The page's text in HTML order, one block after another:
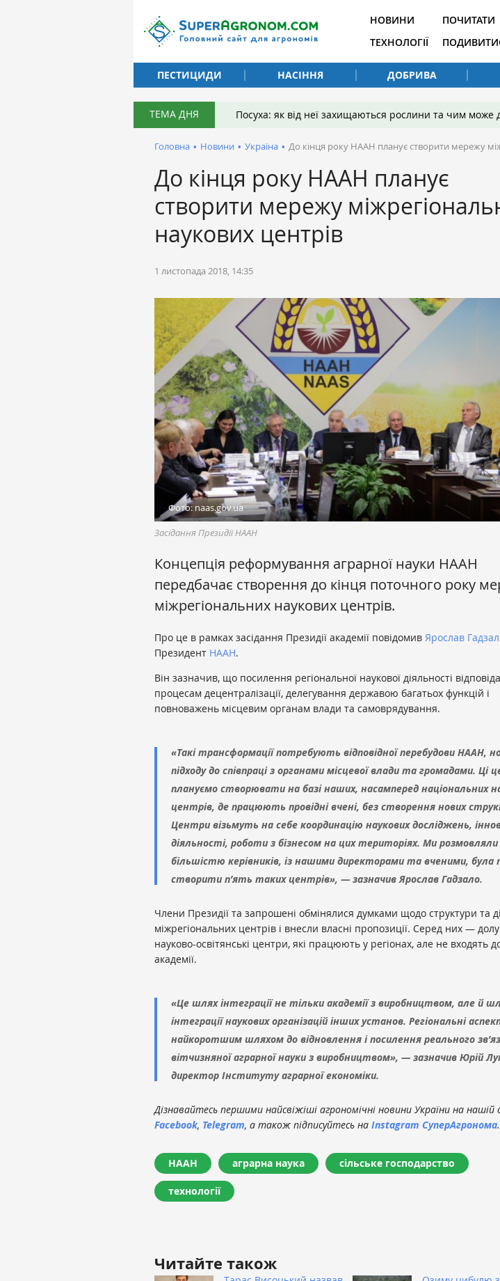
НОВИНИ
ТЕХНОЛОГІЇ
ПОЧИТАТИ
ПЕСТИЦИДИ
НАСІННЯ ДОБРИВА
ТЕМА ДНЯ Посуха: як від неї захищаються рослини та чим може
Головна • Новини • Україна • До кінця року НААН планує створити мережу
До кінця року НААН планує
створити мережу
наукових центрів
1 листопада 2018, 14:35
Фото: naas.gov.ua
Засідання Президії НААН
Концепція реформування аграрної науки НААН
передбачає створення до кінця поточного року
міжрегіональних наукових центрів.
Про це в рамках засідання Президії академії повідомив Ярослав
Президент НААН.
Він зазначив, що посилення регіональної наукової діяльності
процесам децентралізації, делегування державою багатьох функцій і
повноважень місцевим органам влади та самоврядування.
«Такі трансформації потребують відповідної перебудови НААН,
підходу до співпраці з органами місцевої влади та громадами. Ці
плануємо створювати на базі наших, насамперед національних
центрів, де працюють провідні вчені, без створення нових
Центри візьмуть на себе координацію наукових досліджень,
діяльності, роботи з бізнесом на цих територіях. Ми розмовляли
більшістю керівників, із нашими директорами та вченими, була
створити п’ять таких центрів», — зазначив Ярослав Гадзало.
Члени Президії та запрошені обмінялися думками щодо структури та
міжрегіональних центрів і внесли власні пропозиції. Серед них —
науково-освітянські центри, які працюють у регіонах, але не входять
академії.
«Це шлях інтеграції не тільки академії з виробництвом, але й
інтеграції наукових організацій інших установ. Регіональні
найкоротшим шляхом до відновлення і посилення реального
вітчизняної аграрної науки з виробництвом», — зазначив Юрій
директор Інституту аграрної економіки.
Дізнавайтесь першими найсвіжіші агрономічні новини України на нашій
Facebook, Telegram, а також підписуйтесь на Instagram СуперАгронома.
НААН аграрна наука сільське господарство
технології
Читайте також